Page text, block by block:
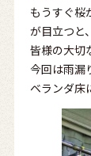
もうすぐ桜
が目立つと
皆様の大切
今回は雨漏
ベランダ床